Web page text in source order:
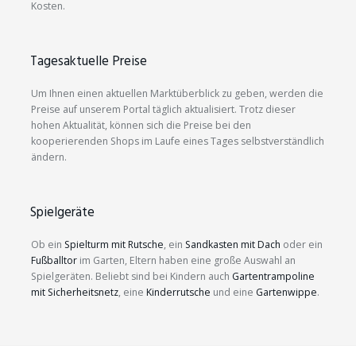
Kosten.
Tagesaktuelle Preise
Um Ihnen einen aktuellen Marktüberblick zu geben, werden die
Preise auf unserem Portal täglich aktualisiert. Trotz dieser
hohen Aktualität, können sich die Preise bei den
kooperierenden Shops im Laufe eines Tages selbstverständlich
ändern.
Spielgeräte
Ob ein Spielturm mit Rutsche, ein Sandkasten mit Dach oder ein
Fußballtor im Garten, Eltern haben eine große Auswahl an
Spielgeräten. Beliebt sind bei Kindern auch Gartentrampoline
mit Sicherheitsnetz, eine Kinderrutsche und eine Gartenwippe.